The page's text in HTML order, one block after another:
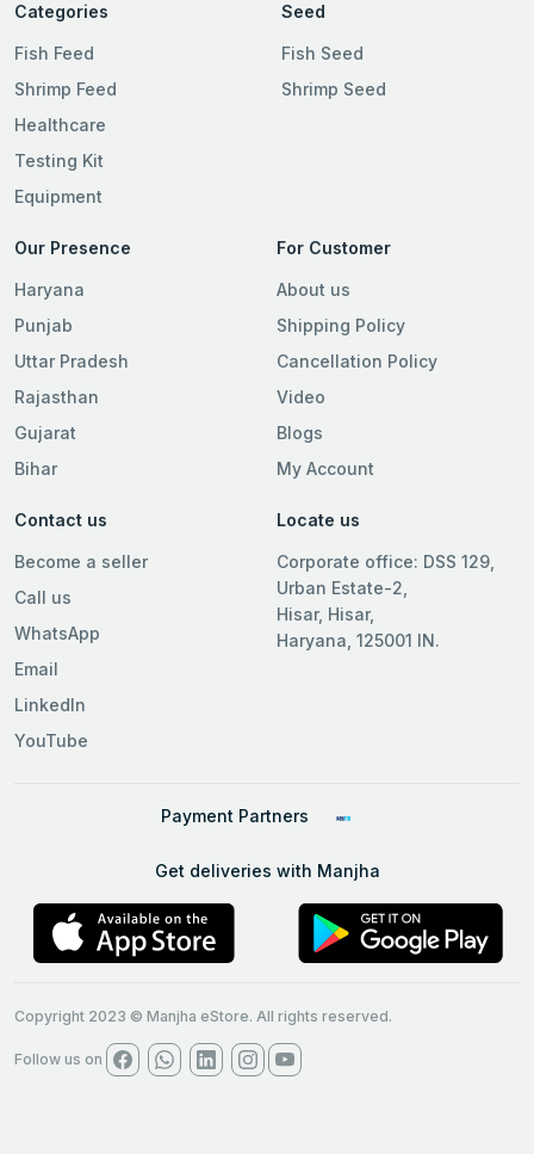
Categories
Fish Feed
Shrimp Feed
Healthcare
Testing Kit
Equipment
Seed
Fish Seed
Shrimp Seed
Our Presence
Haryana
Punjab
Uttar Pradesh
Rajasthan
Gujarat
Bihar
For Customer
About us
Shipping Policy
Cancellation Policy
Video
Blogs
My Account
Contact us
Become a seller
Call us
WhatsApp
Email
LinkedIn
YouTube
Locate us
Corporate office: DSS 129,
Urban Estate-2,
Hisar, Hisar,
Haryana, 125001 IN.
Payment Partners
Get deliveries with Manjha
Copyright 2023 © Manjha eStore. All rights reserved.
Follow us on